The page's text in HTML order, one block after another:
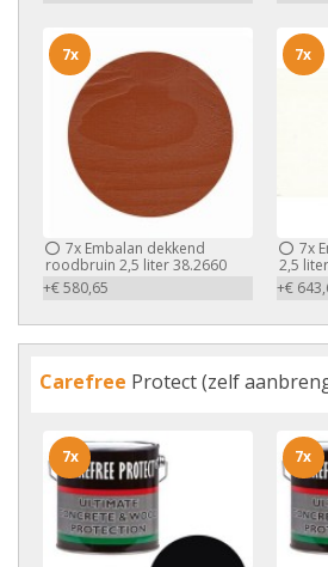
7x Embalan dekkend
roodbruin 2,5 liter 38.2660
+€ 580,65
7x
7x
2,5 liter
+€
7x
Carefree Protect (zelf
7x 7x